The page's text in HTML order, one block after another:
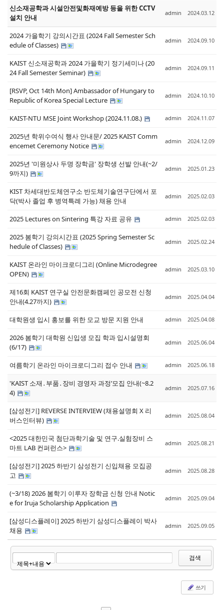
신소재공학과 시설안전및화재예방 등을 위한 CCTV
설치 안내
admin 2024.03.12
2024 가을학기 강의시간표 (2024 Fall Semester Sch
edule of Classes)
admin 2024.09.10
KAIST 신소재공학과 2024 가을학기 정기세미나 (20
24 Fall Semester Seminar)
admin 2024.09.11
[RSVP, Oct 14th Mon] Ambassador of Hungary to
Republic of Korea Special Lecture
admin 2024.10.10
KAIST-NTU MSE Joint Workshop (2024.11.08.) admin 2024.11.07
2025년 학위수여식 행사 안내문/ 2025 KAIST Comm
encemet Ceremony Notice
admin 2024.12.09
2025년 '미원상사 두명 장학금' 장학생 선발 안내(~2/
9까지)
admin 2025.01.23
KIST 차세대반도체연구소 반도체기술연구단에서 포
닥(박사 졸업 후 병역특례 가능) 채용 안내
admin 2025.02.03
2025 Lectures on Sintering 특강 자료 공유 admin 2025.02.03
2025 봄학기 강의시간표 (2025 Spring Semester Sc
hedule of Classes)
admin 2025.02.24
KAIST 온라인 마이크로디그리 (Online Microdegree
OPEN)
admin 2025.03.10
제16회 KAIST 연구실 안전문화캠페인 공모전 신청
안내(4.27까지)
admin 2025.04.04
대학원생 입시 홍보를 위한 모교 방문 지원 안내 admin 2025.04.08
2026 봄학기 대학원 신입생 모집 학과 입시설명회
(6/17)
admin 2025.06.04
여름학기 온라인 마이크로디그리 접수 안내 admin 2025.06.18
'KAIST 소재․부품․장비 경영자 과정’모집 안내(~8.2
4)
admin 2025.07.16
[삼성전기] REVERSE INTERVIEW (채용설명회 X 리
버스인터뷰)
admin 2025.08.04
<2025 대한민국 첨단과학기술 및 연구.실험장비 스
마트 LAB 컨퍼런스>
admin 2025.08.21
[삼성전기] 2025 하반기 삼성전기 신입채용 모집공
고
admin 2025.08.28
(~3/18) 2026 봄학기 이루자 장학금 신청 안내 Notic
e for Iruja Scholarship Application
admin 2025.09.04
[삼성디스플레이] 2025 하반기 삼성디스플레이 박사
채용
admin 2025.09.05
검색
쓰기